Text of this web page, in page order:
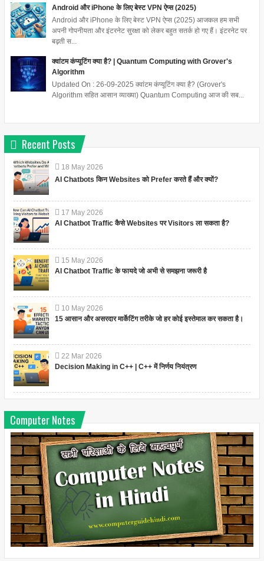
Android और iPhone के लिए बेस्ट VPN ऐप्स (2025)
Android और iPhone के लिए बेस्ट VPN ऐप्स (2025) आजकल हम सभी
अपनी गोपनीयता और इंटरनेट सुरक्षा को लेकर बहुत सतर्क हो गए हैं। इंटरनेट पर
बढ़ती स...
क्वांटम कंप्यूटिंग क्या है? | Quantum Computing with Grover's
Algorithm
Updated On : 26-09-2025 क्वांटम कंप्यूटिंग क्या है? (Grover's
Algorithm सहित आसान व्याख्या) Quantum Computing आज की सब...
Recent Posts
18 May 2026
AI Chatbots किन Websites को Prefer करते हैं और क्यों?
17 May 2026
AI Chatbot Traffic कैसे Websites पर Visitors ला सकता है?
15 May 2026
AI Chatbot Traffic के फायदे जो अभी से समझना जरूरी है
10 May 2026
15 आसान और असरदार मार्केटिंग तरीके जो हर कोई इस्तेमाल कर सकता है।
22 Mar 2026
Decision Making in C++ | C++ में निर्णय नियंत्रण
Computer Notes